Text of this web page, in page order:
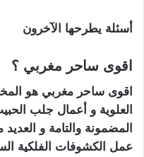
أسئلة يطرحها الآخرون
اقوى ساحر مغربي ؟
اقوى ساحر مغربي هو
العلوية و أعمال جلب
المضمونة والتامة و
عمل الكشوفات الفلكية